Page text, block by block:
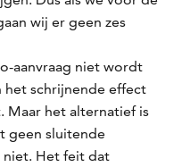
wij er geen zes
aanvraag niet wordt
het schrijnende effect
Maar het alternatief is
geen sluitende
niet. Het feit dat